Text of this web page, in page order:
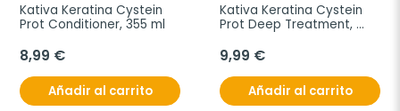
Kativa Keratina Cystein
Prot Conditioner, 355 ml
8,99 €
Añadir al carrito
Kativa Keratina Cystein
Prot Deep Treatment,
9,99 €
Añadir al carrito